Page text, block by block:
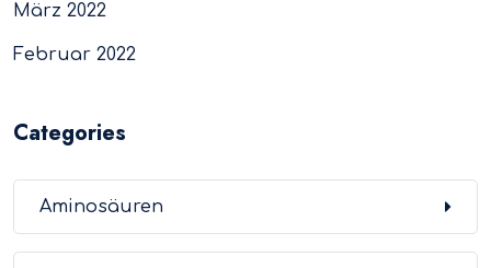
März 2022
Februar 2022
Categories
Aminosäuren